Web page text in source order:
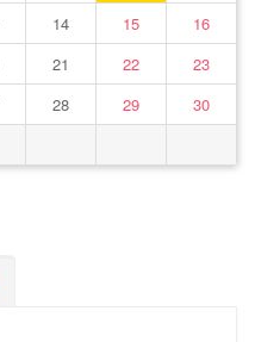
14 15
16
21 22
23
28 29
30